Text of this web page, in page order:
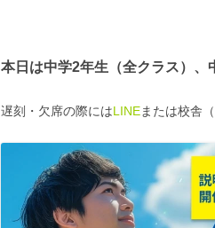
本日は中学2年生（全クラス）、
遅刻・欠席の際にはLINEまたは校舎（